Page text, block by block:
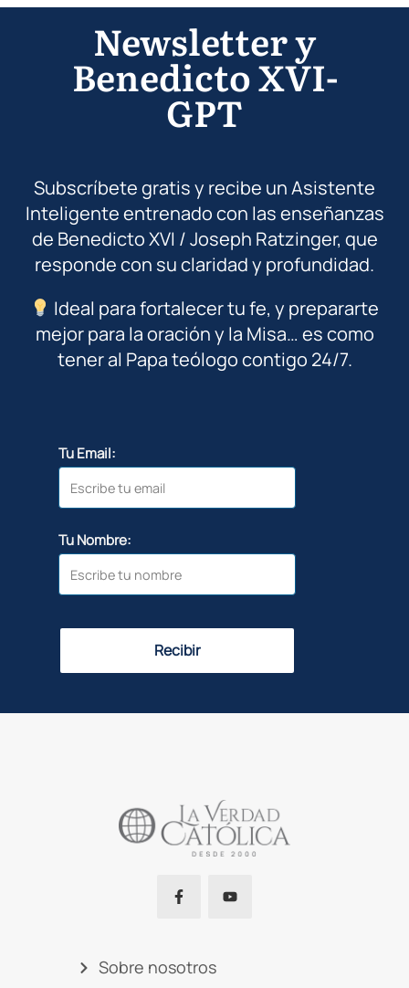
Newsletter y
Benedicto XVI-
GPT
Subscríbete gratis y recibe un Asistente
Inteligente entrenado con las enseñanzas
de Benedicto XVI / Joseph Ratzinger, que
responde con su claridad y profundidad.
Ideal para fortalecer tu fe, y prepararte
mejor para la oración y la Misa… es como
tener al Papa teólogo contigo 24/7.
Tu Email:
Tu Nombre:
Recibir
Sobre nosotros